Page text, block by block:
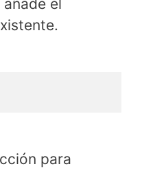
añade el
para